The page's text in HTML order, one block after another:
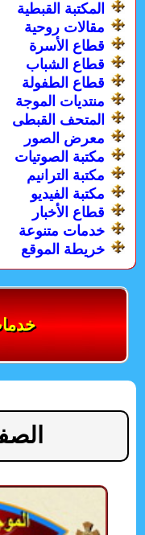
المكتبة القبطية
مقالات روحية
قطاع الأسرة
قطاع الشباب
قطاع الطفولة
منتديات الموجة
المتحف القبطى
معرض الصور
مكتبة الصوتيات
مكتبة الترانيم
مكتبة الفيديو
قطاع الأخبار
خدمات متنوعة
خريطة الموقع